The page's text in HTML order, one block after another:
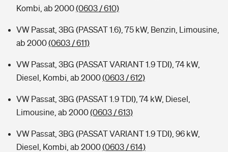
Kombi, ab 2000(0603 / 610)
VW Passat, 3BG (PASSAT 1.6), 75 kW, Benzin, Limousine,
ab 2000(0603 / 611)
VW Passat, 3BG (PASSAT VARIANT 1.9 TDI), 74 kW,
Diesel, Kombi, ab 2000(0603 / 612)
VW Passat, 3BG (PASSAT 1.9 TDI), 74 kW, Diesel,
Limousine, ab 2000(0603 / 613)
VW Passat, 3BG (PASSAT VARIANT 1.9 TDI), 96 kW,
Diesel, Kombi, ab 2000(0603 / 614)